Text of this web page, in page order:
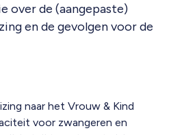
over de (aangepaste)
en de gevolgen voor de
naar het Vrouw & Kind
voor zwangeren en